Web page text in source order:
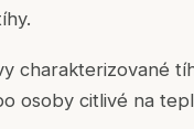
charakterizované
osoby citlivé na